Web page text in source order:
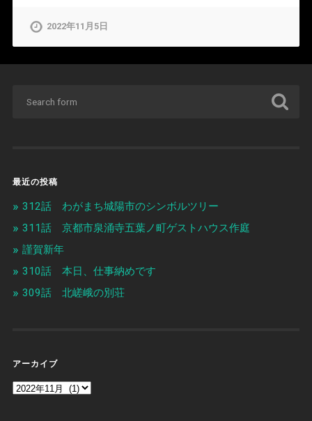
2022年11月5日
最近の投稿
312話 わがまち城陽市のシンボルツリー
311話 京都市泉涌寺五葉ノ町ゲストハウス作庭
謹賀新年
310話 本日、仕事納めです
309話 北嵯峨の別荘
アーカイブ